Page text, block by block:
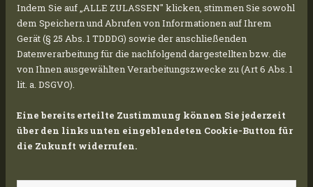
nella pittoresca regione della Lombardia. Nel
comune di Somaglia, a partire da aprile 2025,
verrà realizzato un impianto fotovoltaico a
terra con una capacità di circa 2,6 MWp, che
fornirà energia sostenibile alla regione.
Il progetto sarà costruito su un terreno
modo utile grazie all’installazione di pannelli
Indem Sie auf „ALLE ZULASSEN" klicken, stimmen Sie sowohl
dem Speichern und Abrufen von Informationen auf Ihrem
Gerät (§ 25 Abs. 1 TDDDG) sowie der anschließenden
Datenverarbeitung für die nachfolgend dargestellten bzw. die
von Ihnen ausgewählten Verarbeitungszwecke zu (Art 6 Abs. 1
lit. a. DSGVO).
Eine bereits erteilte Zustimmung können Sie jederzeit
über den links unten eingeblendeten Cookie-Button für
die Zukunft widerrufen.